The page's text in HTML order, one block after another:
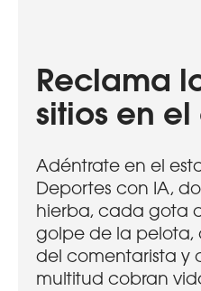
Reclama
sitios en
Adéntrate en el
Deportes con IA,
hierba, cada gota
golpe de la pelota,
del comentarista y
multitud cobran